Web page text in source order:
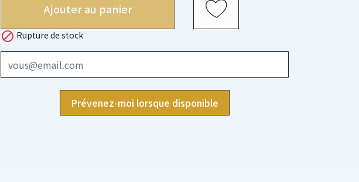
Ajouter au panier
 Rupture de stock
Prévenez-moi lorsque disponible